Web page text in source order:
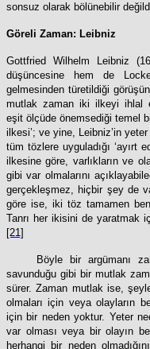
sonsuz olarak bölünebilir
Göreli Zaman: Leibniz
Gottfried Wilhelm Leibniz
düşüncesine hem de
gelmesinden türetildiği
mutlak zaman iki ilkeyi ihlal
eşit ölçüde önemsediği temel
ilkesi’; ve yine, Leibniz’in
tüm tözlere uyguladığı ‘ayırt
ilkesine göre, varlıkların ve
gibi var olmalarını
gerçekleşmez, hiçbir şey de
göre ise, iki töz tamamen
Tanrı her ikisini de yaratmak
[21]
Böyle bir argümanı
savunduğu gibi bir mutlak
sürer. Zaman mutlak ise,
olmaları için veya olayların
için bir neden yoktur. Yeter
var olması veya bir olayın
herhangi bir neden